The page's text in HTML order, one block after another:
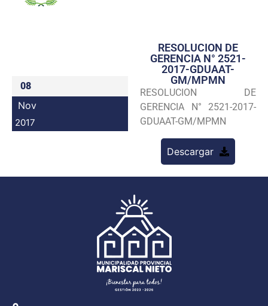
Transparencia
Seguridad
Programas
08
Nov
2017
RESOLUCION DE
GERENCIA N° 2521-
2017-GDUAAT-
GM/MPMN
RESOLUCION DE
GERENCIA N° 2521-2017-
GDUAAT-GM/MPMN
Descargar